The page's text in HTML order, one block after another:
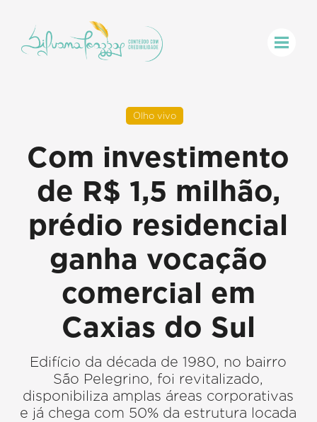
Olho vivo
Com investimento
de R$ 1,5 milhão,
prédio residencial
ganha vocação
comercial em
Caxias do Sul
Edifício da década de 1980, no bairro
São Pelegrino, foi revitalizado,
disponibiliza amplas áreas corporativas
e já chega com 50% da estrutura locada